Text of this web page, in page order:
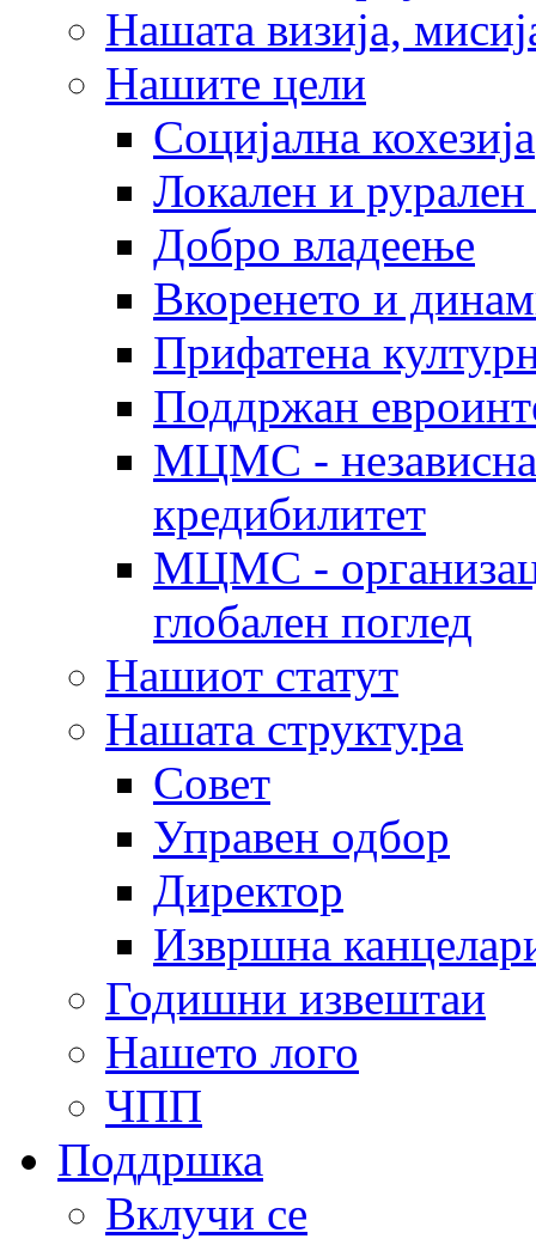
Нашата визија,
Нашите цели
Социјална кохезија
Локален и рурален
Добро владеење
Вкоренето и
Прифатена
Поддржан
МЦМС - независна
кредибилитет
МЦМС -
глобален поглед
Нашиот статут
Нашата структура
Совет
Управен одбор
Директор
Извршна
Годишни извештаи
Нашето лого
ЧПП
Поддршка
Вклучи се